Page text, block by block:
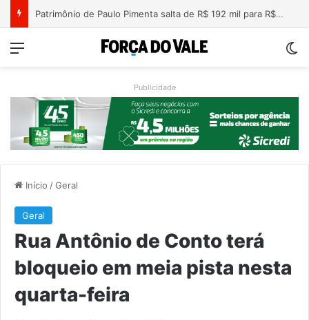
Nova lei endurece penas para crimes sexuais online contra crianças e adolescentes
Menu
Publicidade
Início /Geral
Geral
Rua Antônio de Conto terá
bloqueio em meia pista nesta
quarta-feira